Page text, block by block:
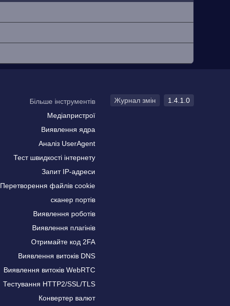
Більше інструментів
Медіапристрої
Виявлення ядра
Аналіз UserAgent
Тест швидкості інтернету
Запит IP-адреси
Перетворення файлів cookie
сканер портів
Виявлення роботів
Виявлення плагінів
Отримайте код 2FA
Виявлення витоків DNS
Виявлення витоків WebRTC
Тестування HTTP2/SSL/TLS
Конвертер валют
Журнал змін 1.4.1.0